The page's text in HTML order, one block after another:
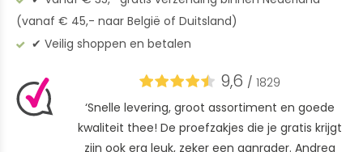
(vanaf € 45,- naar België of Duitsland)
✔︎ Veilig shoppen en betalen
9,6 / 1829
‘Snelle levering, groot assortiment en goede
kwaliteit thee! De proefzakjes die je gratis krijgt
zijn ook erg leuk, zeker een aanrader. Andrea